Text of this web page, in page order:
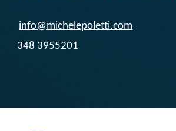
info@michelepoletti.com
348 3955201